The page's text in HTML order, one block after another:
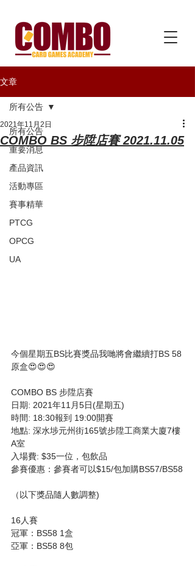
文章
所有公告
重要消息
產品資訊
活動專區
賽事精華
PTCG
OPCG
UA
所有公告
COMBO BS 步陞店賽 2021.11.05
2021年11月2日
今個星期五BS比賽獎品我哋將會繼續打BS 58
原盒😍😍😍
COMBO BS 步陞店賽
日期: 2021年11月5日(星期五)
時間: 18:30報到 19:00開賽
地點: 深水埗元州街165號步陞工商業大廈7樓
A室
入場費: $35一位，包飲品
參賽優惠：參賽者可以$15/包加購BS57/BS58
（以下獎品隨人數調整)
16人賽
冠軍：BS58 1盒
亞軍：BS58 8包